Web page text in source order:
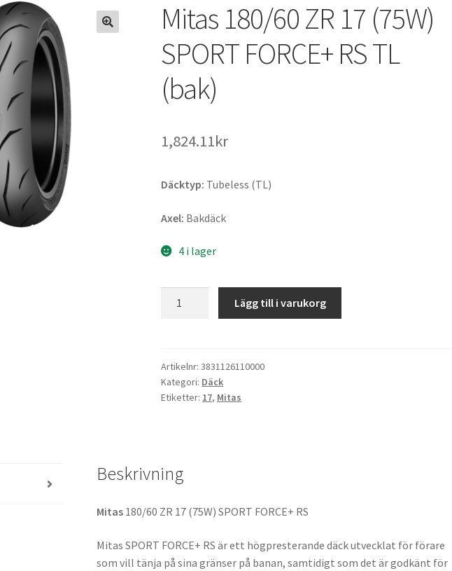
Mitas 180/60 ZR 17 (75W)
SPORT FORCE+ RS TL
(bak)
1,824.11kr
Däcktyp: Tubeless (TL)
Axel: Bakdäck
4 i lager
(75W)
SPORT
FORCE+
mängd
Lägg till i varukorg
Artikelnr:3831126110000
Kategori: Däck
Etiketter: 17, Mitas
Beskrivning
Mitas 180/60 ZR 17 (75W) SPORT FORCE+ RS
Mitas SPORT FORCE+ RS är ett högpresterande däck utvecklat för förare
som vill tänja på sina gränser på banan, samtidigt som det är godkänt för